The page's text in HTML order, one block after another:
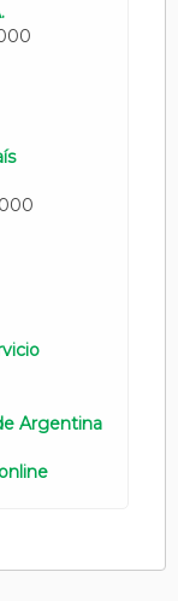
Argentina